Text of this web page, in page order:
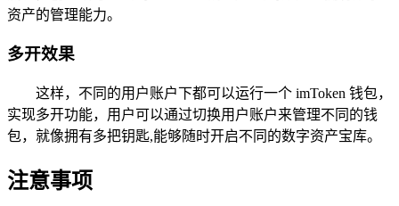
资产的管理能力。
多开效果
这样，不同的用户账户下都可以运行一个 imToken 钱包，
实现多开功能，用户可以通过切换用户账户来管理不同的钱
包，就像拥有多把钥匙,能够随时开启不同的数字资产宝库。
注意事项